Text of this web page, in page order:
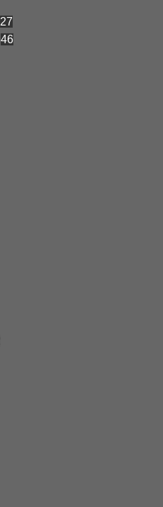
27
46